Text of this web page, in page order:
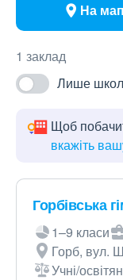
На
1 заклад
Лише
Щоб
вкажіть
Горбівська
1–9 класи
Горб, вул.
Учні/